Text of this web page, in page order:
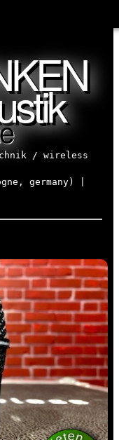
/ wireless
germany) |